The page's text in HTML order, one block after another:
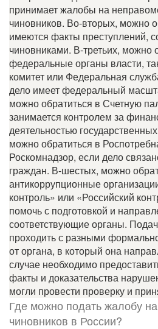
принимает жалобы на
чиновников. Во-вторых, можно
имеются факты преступлений,
чиновниками. В-третьих, можно
федеральные органы власти,
комитет или Федеральная
дело имеет федеральный
можно обратиться в Счетную
занимается контролем за
деятельностью
можно обратиться в
Роскомнадзор, если дело
граждан. В-шестых, можно
антикоррупционные
контроль» или «Российский
помочь с подготовкой и
соответствующие органы.
проходить с разными
от органа, в который она
случае необходимо
факты и доказательства
могли провести проверку и
Где можно подать жалобу
чиновников в России?